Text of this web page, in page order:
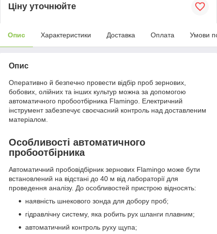
Ціну уточнюйте
Опис Характеристики Доставка Оплата Умови
Опис
Оперативно й безпечно провести відбір проб зернових,
бобових, олійних та інших культур можна за допомогою
автоматичного пробоотбірника Flamingo. Електричний
інструмент забезпечує своєчасний контроль над доставленим
матеріалом.
Особливості автоматичного
пробоотбірника
Автоматичний пробовідбірник зернових Flamingo може бути
встановлений на відстані до 40 м від лабораторії для
проведення аналізу. До особливостей пристрою відносять:
наявність шнекового зонда для добору проб;
гідравлічну систему, яка робить рух шланги плавним;
автоматичний контроль руху щупа;